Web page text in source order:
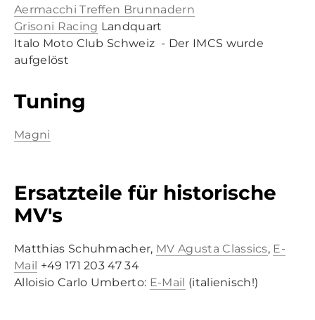
Aermacchi Treffen Brunnadern
Grisoni Racing Landquart
Italo Moto Club Schweiz - Der IMCS wurde
aufgelöst
Tuning
Magni
Ersatzteile für historische
MV's
Matthias Schuhmacher, MV Agusta Classics, E-
Mail +49 171 203 47 34
​Alloisio Carlo Umberto: E-Mail (italienisch!)